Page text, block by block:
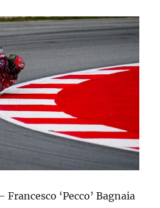
Francesco ‘Pecco’ Bagnaia